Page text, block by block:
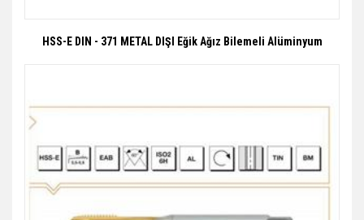
HSS-E DIN - 371 METAL DIŞI Eğik Ağız Bilemeli Alüminyum